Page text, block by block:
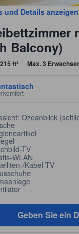
und Details anzeigen
Balcony)
ft² Max. 3
Ozeanblick
TV
WLAN
Kabel-TV
Geben Sie ein